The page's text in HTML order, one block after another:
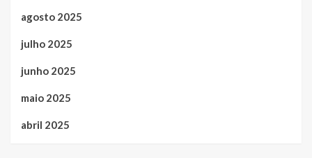
agosto 2025
julho 2025
junho 2025
maio 2025
abril 2025